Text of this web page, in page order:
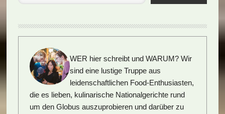
WER hier schreibt und WARUM? Wir
sind eine lustige Truppe aus
leidenschaftlichen Food-Enthusiasten,
die es lieben, kulinarische Nationalgerichte rund
um den Globus auszuprobieren und darüber zu